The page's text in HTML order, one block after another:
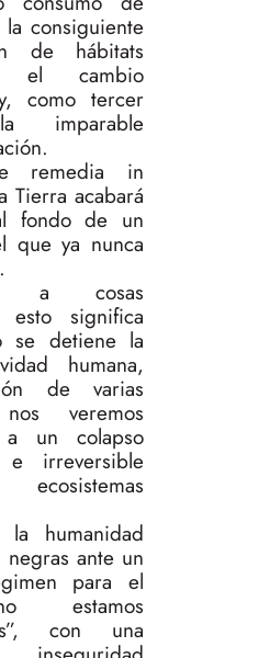
consiguiente
de hábitats
el cambio
como tercer
imparable
remedia in
Tierra acabará
fondo de un
que ya nunca
a cosas
esto significa
se detiene la
humana,
de varias
veremos
a un colapso
e irreversible
la humanidad
negras ante un
para el
estamos
con una